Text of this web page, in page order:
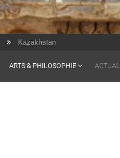
Kazakhstan
ARTS & PHILOSOPHIE